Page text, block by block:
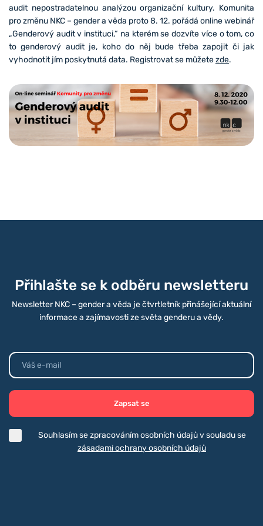
audit nepostradatelnou analýzou organizační kultury. Komunita
pro změnu NKC – gender a věda proto 8. 12. pořádá online webinář
„Genderový audit v instituci,“ na kterém se dozvíte více o tom, co
to genderový audit je, koho do něj bude třeba zapojit či jak
vyhodnotit jím poskytnutá data. Registrovat se můžetezde.
Přihlašte se k odběru newsletteru
Newsletter NKC – gender a věda je čtvrtletník přinášející aktuální
informace a zajímavosti ze světa genderu a vědy.
Zapsat se
Souhlasím se zpracováním osobních údajů v souladu se
zásadami ochrany osobních údajů